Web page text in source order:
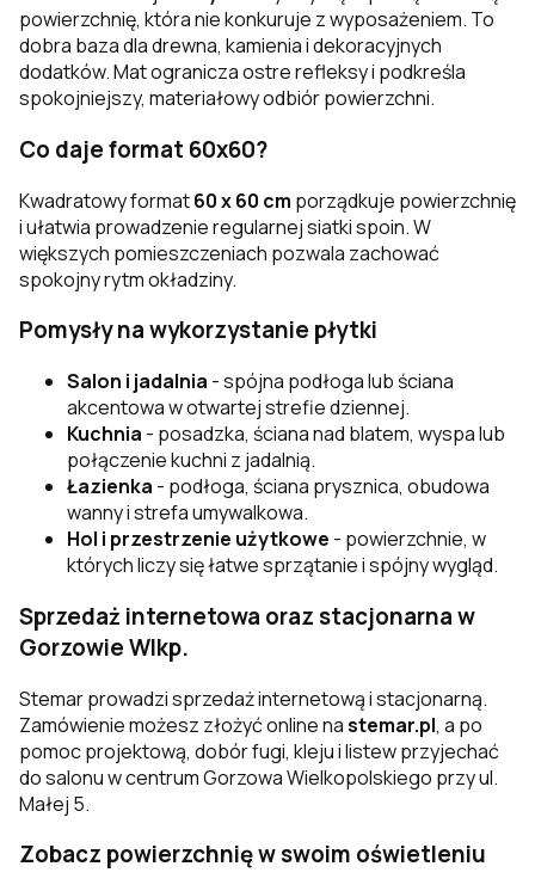
powierzchnię, która nie konkuruje z wyposażeniem. To
dobra baza dla drewna, kamienia i dekoracyjnych
dodatków. Mat ogranicza ostre refleksy i podkreśla
spokojniejszy, materiałowy odbiór powierzchni.
Co daje format 60x60?
Kwadratowy format60 x 60 cm porządkuje powierzchnię
i ułatwia prowadzenie regularnej siatki spoin. W
większych pomieszczeniach pozwala zachować
spokojny rytm okładziny.
Pomysły na wykorzystanie płytki
Salon i jadalnia - spójna podłoga lub ściana
akcentowa w otwartej strefie dziennej.
Kuchnia - posadzka, ściana nad blatem, wyspa lub
połączenie kuchni z jadalnią.
Łazienka - podłoga, ściana prysznica, obudowa
wanny i strefa umywalkowa.
Hol i przestrzenie użytkowe - powierzchnie, w
których liczy się łatwe sprzątanie i spójny wygląd.
Sprzedaż internetowa oraz stacjonarna w
Gorzowie Wlkp.
Stemar prowadzi sprzedaż internetową i stacjonarną.
Zamówienie możesz złożyć online nastemar.pl, a po
pomoc projektową, dobór fugi, kleju i listew przyjechać
do salonu w centrum Gorzowa Wielkopolskiego przy ul.
Małej 5.
Zobacz powierzchnię w swoim oświetleniu